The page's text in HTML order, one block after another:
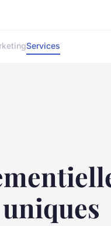
Services